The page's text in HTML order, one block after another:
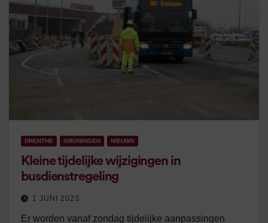
DRENTHE GRONINGEN NIEUWS
Kleine tijdelijke wijzigingen in
busdienstregeling
1 JUNI 2023
Er worden vanaf zondag tijdelijke aanpassingen